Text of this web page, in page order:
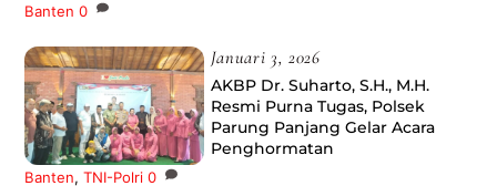
Banten 0
Januari 3, 2026
AKBP Dr. Suharto, S.H., M.H.
Resmi Purna Tugas, Polsek
Parung Panjang Gelar Acara
Penghormatan
Banten,TNI-Polri 0